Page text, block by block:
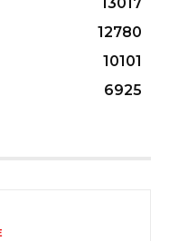
13017
12780
10101
6925